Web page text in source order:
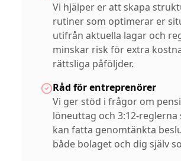
Vi hjälper er att skapa
rutiner som optimerar er
utifrån aktuella lagar och
minskar risk för extra
rättsliga påföljder.
Råd för entreprenörer
Vi ger stöd i frågor om
löneuttag och 3:12-reglerna
kan fatta genomtänkta
både bolaget och dig själv